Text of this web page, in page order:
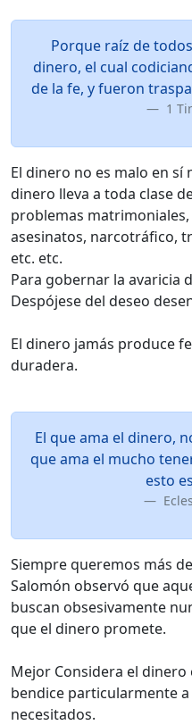
Porque raíz de
dinero, el cual
de la fe, y fueron
1
El dinero no es malo en sí
dinero lleva a toda clase
problemas
asesinatos, narcotráfico,
etc. etc.
Para gobernar la avaricia
Despójese del deseo
El dinero jamás produce
duradera.
El que ama el dinero,
que ama el mucho
esto
Siempre queremos más
Salomón observó que
buscan obsesivamente
que el dinero promete.
Mejor Considera el
bendice particularmente
necesitados.